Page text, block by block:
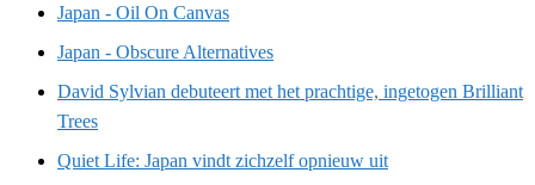
Japan - Oil On Canvas
Japan - Obscure Alternatives
David Sylvian debuteert met het prachtige, ingetogen Brilliant
Trees
Quiet Life: Japan vindt zichzelf opnieuw uit